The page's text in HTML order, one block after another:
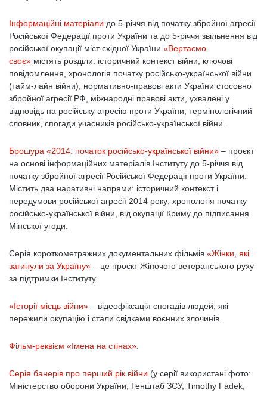
Інформаційні матеріали до 5-річчя від початку збройної агресії
Російської Федерації проти України та до 5-річчя звільнення від
російської окупації міст східної України «Вертаємо
своє» містять розділи: історичний контекст війни, ключові
повідомлення, хронологія початку російсько-української війни
(тайм-лайн війни), нормативно-правові акти України стосовно
збройної агресії РФ, міжнародні правові акти, ухвалені у
відповідь на російську агресію проти України, термінологічний
словник, спогади учасників російсько-української війни.
Брошура «2014: початок російсько-української війни» – проєкт
на основі інформаційних матеріалів Інституту до 5-річчя від
початку збройної агресії Російської Федерації проти України.
Містить два наративні напрями: історичний контекст і
передумови російської агресії 2014 року; хронологія початку
російсько-української війни, від окупації Криму до підписання
Мінської угоди.
Серія короткометражних документальних фільмів «Жінки, які
загинули за Україну» – це проєкт Жіночого ветеранського руху
за підтримки Інституту.
«Історії місць війни» – відеофіксація спогадів людей, які
пережили окупацію і стали свідками воєнних злочинів.
Фільм-реквієм «Імена на стінах»
Серія банерів про перший рік війни (у серії використані фото:
Міністерство оборони України, Генштаб ЗСУ, Timothy Fadek,